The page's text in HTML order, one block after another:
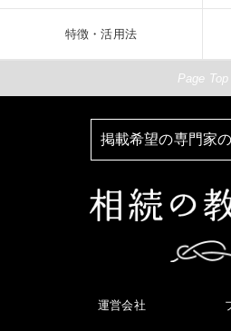
特徴・活用法
Page Top
掲載希望の専門家
運営会社